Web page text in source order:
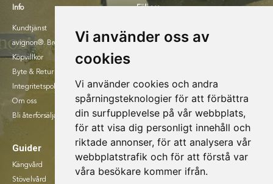
Vi använder oss av
cookies
Vi använder cookies och andra
spårningsteknologier för att förbättra
din surfupplevelse på vår webbplats,
för att visa dig personligt innehåll och
riktade annonser, för att analysera vår
webbplatstrafik och för att förstå var
våra besökare kommer ifrån.
Info
Kundtjänst
avignon®. Broschyr 2025.
Köpvillkor
Byte & Retur
Integritetspolicy
Om oss
Bli återförsäljare
Följ oss
Guider
Kängvård
Stövelvård